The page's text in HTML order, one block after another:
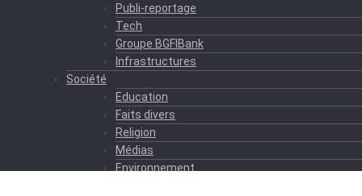
Publi-reportage
Tech
Groupe BGFIBank
Infrastructures
Société
Education
Faits divers
Religion
Médias
Environnement